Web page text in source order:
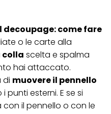
decoupage: come fare
o le carte alla
colla scelta e spalma
hai attaccato.
di muovere il pennello
punti esterni. E se si
con il pennello o con le